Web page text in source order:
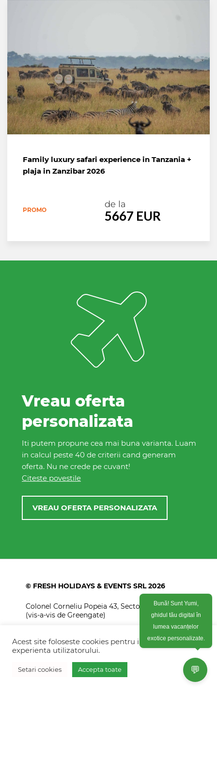
Family luxury safari experience in Tanzania +
plaja in Zanzibar 2026
PROMO
de la
5667 EUR
Vreau oferta
personalizata
Iti putem propune cea mai buna varianta. Luam
in calcul peste 40 de criterii cand generam
oferta. Nu ne crede pe cuvant!
Citeste povestile
VREAU OFERTA PERSONALIZATA
© FRESH HOLIDAYS & EVENTS SRL 2026
Colonel Corneliu Popeia 43, Sector 5, Bucuresti
(vis-a-vis de Greengate)
+40770 574 088
info@freshholidays.ro
Acest site foloseste cookies pentru imbunatati
experienta utilizatorului.
Setari cookies Accepta toate 💬
Bună! Sunt Yumi,
ghidul tău digital în
lumea vacanțelor
exotice personalizate.